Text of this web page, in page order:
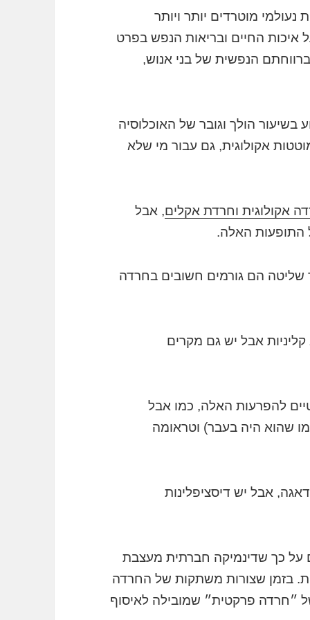
מוטרדים יותר ויותר
החיים ובריאות הנפש בפרט
הנפשית של בני אנוש,
בשיעור הולך וגובר של האוכלוסיה
אקולוגית, גם עבור מי שלא
אקולוגית וחרדת אקלים, אבל
התופעות האלה.
שליטה הם גורמים חשובים בחרדה
אבל יש גם מקרים
להפרעות האלה, כמו אבל
שהוא היה בעבר) וטראומה
אבל יש דיסציפלינות
על כך שדינמיקה חברתית מעצבת
בזמן שצורות משתקות של החרדה
״חרדה פרקטית״ שמובילה לאיסוף